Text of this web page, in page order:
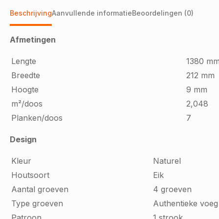
BeschrijvingAanvullende informatieBeoordelingen (0)
Afmetingen
Lengte
1380
Breedte
212 mm
Hoogte
9 mm
m²/doos
2,048
Planken/doos
7
Design
Kleur
Naturel
Houtsoort
Eik
Aantal groeven
4 groeven
Type groeven
Authentieke voeg